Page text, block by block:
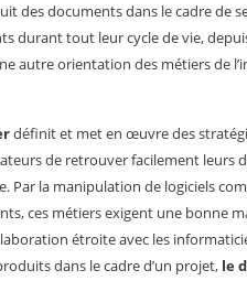
des documents dans le cadre de
durant tout leur cycle de vie,
autre orientation des métiers de
définit et met en œuvre des
de retrouver facilement leurs
Par la manipulation de logiciels
ces métiers exigent une bonne
étroite avec les
dans le cadre d’un projet, le